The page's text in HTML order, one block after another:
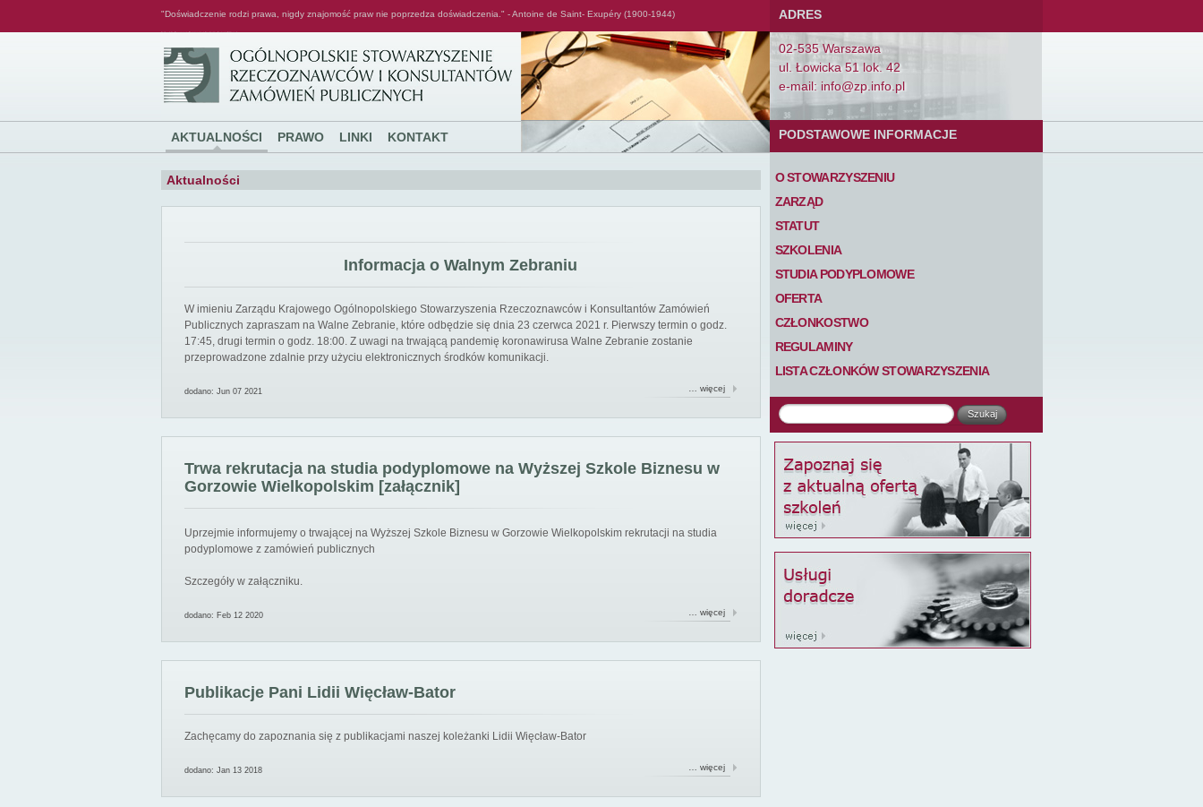
"Doświadczenie rodzi prawa, nigdy znajomość praw nie poprzedza doświadczenia." - Antoine de Saint- Exupéry (1900-1944)
AKTUALNOŚCI PRAWO LINKI KONTAKT
ADRES
02-535 Warszawa
ul. Łowicka 51 lok. 42
e-mail: info@zp.info.pl
PODSTAWOWE INFORMACJE
O STOWARZYSZENIU
ZARZĄD
STATUT
SZKOLENIA
STUDIA PODYPLOMOWE
OFERTA
CZŁONKOSTWO
REGULAMINY
LISTA CZŁONKÓW STOWARZYSZENIA
Aktualności
Informacja o Walnym Zebraniu
W imieniu Zarządu Krajowego Ogólnopolskiego Stowarzyszenia Rzeczoznawców i Konsultantów Zamówień
Publicznych zapraszam na Walne Zebranie, które odbędzie się dnia 23 czerwca 2021 r. Pierwszy termin o godz.
17:45, drugi termin o godz. 18:00. Z uwagi na trwającą pandemię koronawirusa Walne Zebranie zostanie
przeprowadzone zdalnie przy użyciu elektronicznych środków komunikacji.
dodano: Jun 07 2021 … więcej
Trwa rekrutacja na studia podyplomowe na Wyższej Szkole Biznesu w
Gorzowie Wielkopolskim [załącznik]
Uprzejmie informujemy o trwającej na Wyższej Szkole Biznesu w Gorzowie Wielkopolskim rekrutacji na studia
podyplomowe z zamówień publicznych
Szczegóły w załączniku.
dodano: Feb 12 2020 … więcej
Publikacje Pani Lidii Więcław-Bator
Zachęcamy do zapoznania się z publikacjami naszej koleżanki Lidii Więcław-Bator
dodano: Jan 13 2018 … więcej